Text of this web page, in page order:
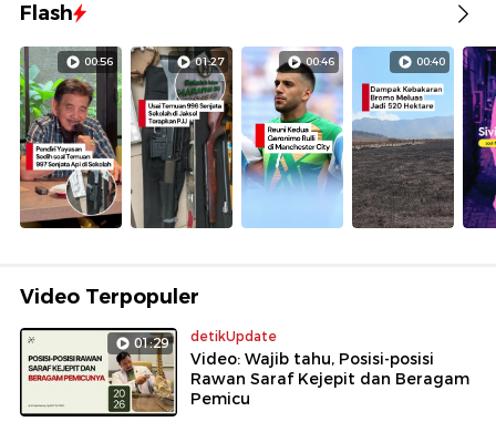
Flash
00:56 01:27 00:46 00:40
Video Terpopuler
01:29 detikUpdate
Video: Wajib tahu, Posisi-posisi
Rawan Saraf Kejepit dan Beragam
Pemicu